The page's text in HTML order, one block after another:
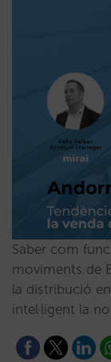
Saber com
moviments de
la distribució
intel·ligent la